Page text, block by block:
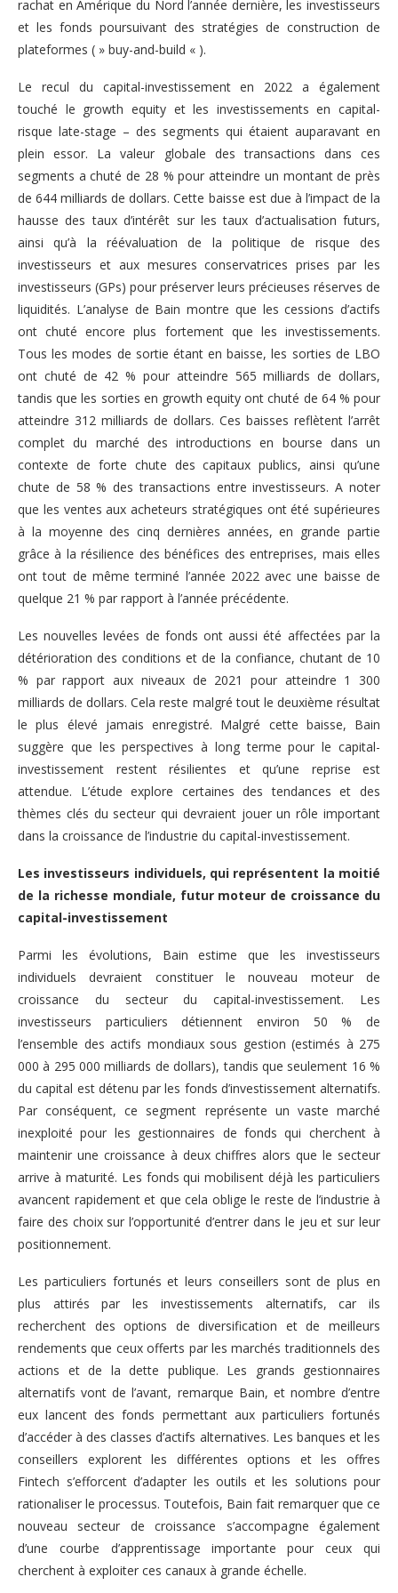
rachat en Amérique du Nord l’année dernière, les investisseurs
et les fonds poursuivant des stratégies de construction de
plateformes ( » buy-and-build « ).
Le recul du capital-investissement en 2022 a également
touché le growth equity et les investissements en capital-
risque late-stage – des segments qui étaient auparavant en
plein essor. La valeur globale des transactions dans ces
segments a chuté de 28 % pour atteindre un montant de près
de 644 milliards de dollars. Cette baisse est due à l’impact de la
hausse des taux d’intérêt sur les taux d’actualisation futurs,
ainsi qu’à la réévaluation de la politique de risque des
investisseurs et aux mesures conservatrices prises par les
investisseurs (GPs) pour préserver leurs précieuses réserves de
liquidités. L’analyse de Bain montre que les cessions d’actifs
ont chuté encore plus fortement que les investissements.
Tous les modes de sortie étant en baisse, les sorties de LBO
ont chuté de 42 % pour atteindre 565 milliards de dollars,
tandis que les sorties en growth equity ont chuté de 64 % pour
atteindre 312 milliards de dollars. Ces baisses reflètent l’arrêt
complet du marché des introductions en bourse dans un
contexte de forte chute des capitaux publics, ainsi qu’une
chute de 58 % des transactions entre investisseurs. A noter
que les ventes aux acheteurs stratégiques ont été supérieures
à la moyenne des cinq dernières années, en grande partie
grâce à la résilience des bénéfices des entreprises, mais elles
ont tout de même terminé l’année 2022 avec une baisse de
quelque 21 % par rapport à l’année précédente.
Les nouvelles levées de fonds ont aussi été affectées par la
détérioration des conditions et de la confiance, chutant de 10
% par rapport aux niveaux de 2021 pour atteindre 1 300
milliards de dollars. Cela reste malgré tout le deuxième résultat
le plus élevé jamais enregistré. Malgré cette baisse, Bain
suggère que les perspectives à long terme pour le capital-
investissement restent résilientes et qu’une reprise est
attendue. L’étude explore certaines des tendances et des
thèmes clés du secteur qui devraient jouer un rôle important
dans la croissance de l’industrie du capital-investissement.
Les investisseurs individuels, qui représentent la moitié
de la richesse mondiale, futur moteur de croissance du
capital-investissement
Parmi les évolutions, Bain estime que les investisseurs
individuels devraient constituer le nouveau moteur de
croissance du secteur du capital-investissement. Les
investisseurs particuliers détiennent environ 50 % de
l’ensemble des actifs mondiaux sous gestion (estimés à 275
000 à 295 000 milliards de dollars), tandis que seulement 16 %
du capital est détenu par les fonds d’investissement alternatifs.
Par conséquent, ce segment représente un vaste marché
inexploité pour les gestionnaires de fonds qui cherchent à
maintenir une croissance à deux chiffres alors que le secteur
arrive à maturité. Les fonds qui mobilisent déjà les particuliers
avancent rapidement et que cela oblige le reste de l’industrie à
faire des choix sur l’opportunité d’entrer dans le jeu et sur leur
positionnement.
Les particuliers fortunés et leurs conseillers sont de plus en
plus attirés par les investissements alternatifs, car ils
recherchent des options de diversification et de meilleurs
rendements que ceux offerts par les marchés traditionnels des
actions et de la dette publique. Les grands gestionnaires
alternatifs vont de l’avant, remarque Bain, et nombre d’entre
eux lancent des fonds permettant aux particuliers fortunés
d’accéder à des classes d’actifs alternatives. Les banques et les
conseillers explorent les différentes options et les offres
Fintech s’efforcent d’adapter les outils et les solutions pour
rationaliser le processus. Toutefois, Bain fait remarquer que ce
nouveau secteur de croissance s’accompagne également
d’une courbe d’apprentissage importante pour ceux qui
cherchent à exploiter ces canaux à grande échelle.